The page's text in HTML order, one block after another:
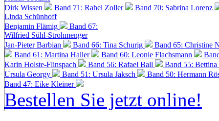
Dirk Wissen
Band 71: Rahel Zoller
Band 70: Sabrina Lorenz
Linda Schünhoff
Benjamin Flämig
Band 67:
Wilfried Sühl-Strohmenger
Jan-Pieter Barbian
Band 66: Tina Schurig
Band 65: Christine
Band 61: Martina Haller
Band 60: Leonie Flachsmann
Karin Holste-Flinspach
Band 56: Rafael Ball
Band 55:
Ursula Georgy
Band 51: Ursula Jaksch Band 50: Hermann
Band 47: Eike Kleiner
Bestellen Sie jetzt online!